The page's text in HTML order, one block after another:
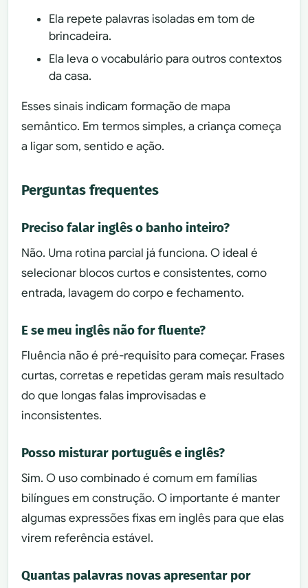
Ela repete palavras isoladas em tom de
brincadeira.
Ela leva o vocabulário para outros contextos
da casa.
Esses sinais indicam formação de mapa
semântico. Em termos simples, a criança começa
a ligar som, sentido e ação.
Perguntas frequentes
Preciso falar inglês o banho inteiro?
Não. Uma rotina parcial já funciona. O ideal é
selecionar blocos curtos e consistentes, como
entrada, lavagem do corpo e fechamento.
E se meu inglês não for fluente?
Fluência não é pré-requisito para começar. Frases
curtas, corretas e repetidas geram mais resultado
do que longas falas improvisadas e
inconsistentes.
Posso misturar português e inglês?
Sim. O uso combinado é comum em famílias
bilíngues em construção. O importante é manter
algumas expressões fixas em inglês para que elas
virem referência estável.
Quantas palavras novas apresentar por